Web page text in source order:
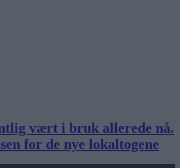
vært i bruk allerede nå.
for de nye lokaltogene